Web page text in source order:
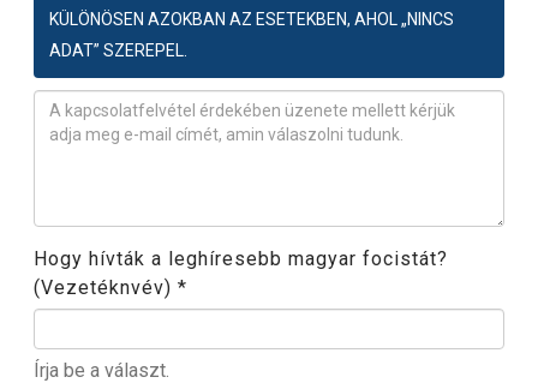
KÜLÖNÖSEN AZOKBAN AZ ESETEKBEN, AHOL „NINCS
ADAT” SZEREPEL.
Hogy hívták a leghíresebb magyar focistát?
(Vezetéknvév) *
Írja be a választ.